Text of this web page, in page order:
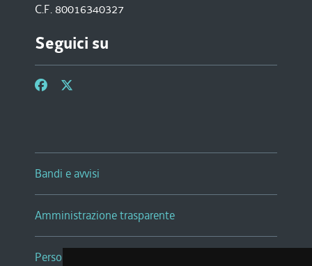
C.F. 80016340327
Seguici su
Bandi e avvisi
Amministrazione trasparente
Persone e Uffici